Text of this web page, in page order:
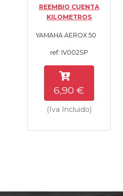
Tasaciones
Empresa
Contacto
REEMBIO CUENTA
KILOMETROS
YAMAHA AEROX 50
ref: IV002SP
6,90 €
(Iva Incluido)